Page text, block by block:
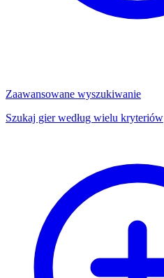
Zaawansowane wyszukiwanie
Szukaj gier według wielu kryteriów